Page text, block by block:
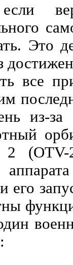
Это
все
из-
2 (OTV-
его